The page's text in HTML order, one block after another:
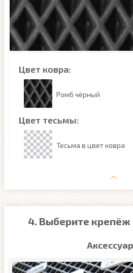
Цвет ковра:
Ромб чёрный
Цвет тесьмы:
Тесьма в цвет ковра
4. Выберите крепёж